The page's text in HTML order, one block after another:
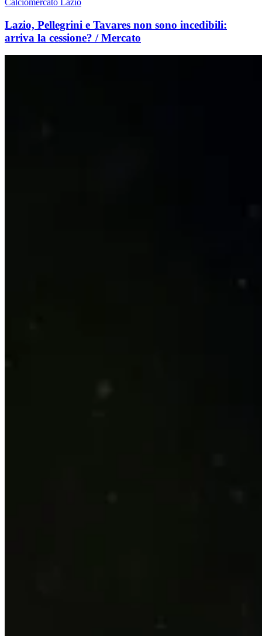
Calciomercato Lazio
Lazio, Pellegrini e Tavares non sono incedibili:
arriva la cessione? / Mercato